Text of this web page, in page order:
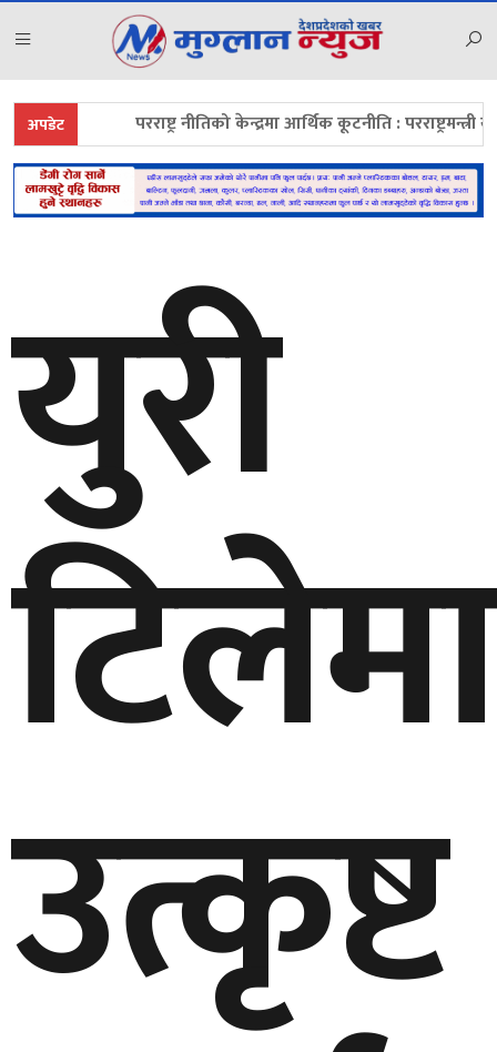
अपडेट परराष्ट्र नीतिको केन्द्रमा आर्थिक कूटनीति : परराष्ट्रमन्त्री खनाल
युरी
उत्कृष्ट